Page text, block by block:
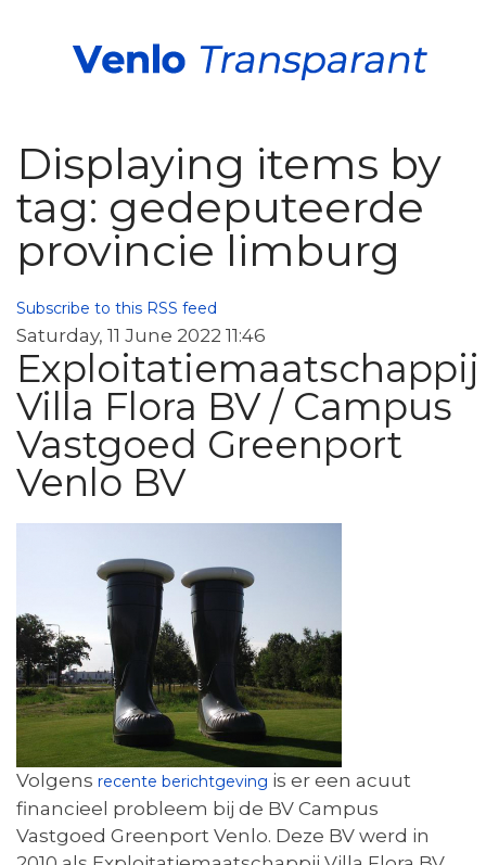
Displaying items by
tag: gedeputeerde
provincie limburg
Subscribe to this RSS feed
Saturday, 11 June 2022 11:46
Exploitatiemaatschappij
Villa Flora BV / Campus
Vastgoed Greenport
Venlo BV
Volgens recente berichtgeving is er een acuut
financieel probleem bij de BV Campus
Vastgoed Greenport Venlo. Deze BV werd in